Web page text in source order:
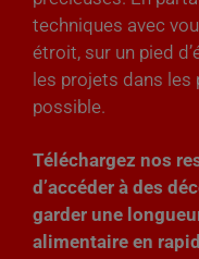
techniques avec
étroit, sur un pied
les projets dans les
possible.
Téléchargez nos
d’accéder à des
garder une
alimentaire en